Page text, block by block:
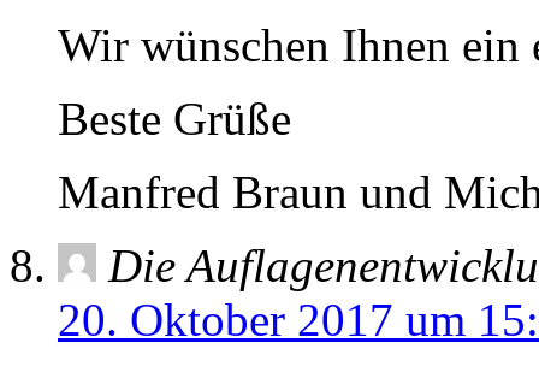
Wir wünschen Ihnen ein
Beste Grüße
Manfred Braun und
Die
20. Oktober 2017 um